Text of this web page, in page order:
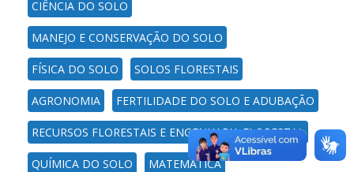
CIÊNCIA DO SOLO
MANEJO E CONSERVAÇÃO DO SOLO
FÍSICA DO SOLO SOLOS FLORESTAIS
AGRONOMIA FERTILIDADE DO SOLO E ADUBAÇÃO
RECURSOS FLORESTAIS E ENGENHARIA FLORESTAL
QUÍMICA DO SOLO MATEMÁTICA